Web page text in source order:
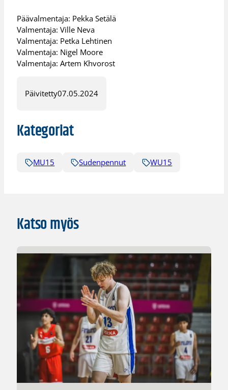
Päävalmentaja: Pekka Setälä
Valmentaja: Ville Neva
Valmentaja: Petka Lehtinen
Valmentaja: Nigel Moore
Valmentaja: Artem Khvorost
Päivitetty07.05.2024
Kategoriat
MU15 Sudenpennut WU15
Katso myös